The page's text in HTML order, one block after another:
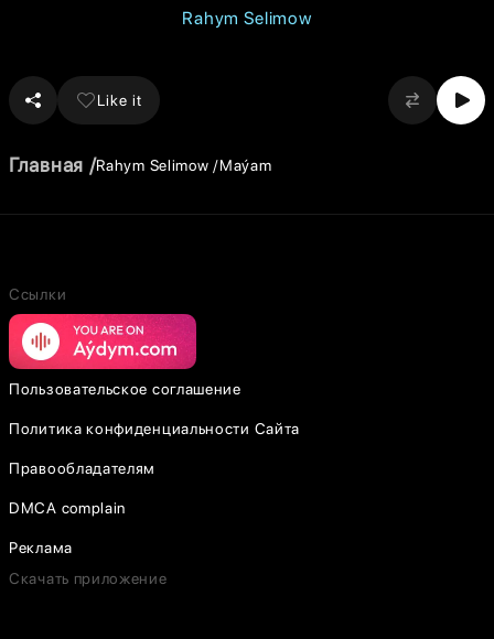
Rahym Selimow
Like it
Главная Rahym Selimow Maýam
Ссылки
Пользовательское соглашение
Политика конфиденциальности Сайта
Правообладателям
DMCA complain
Реклама
Скачать приложение